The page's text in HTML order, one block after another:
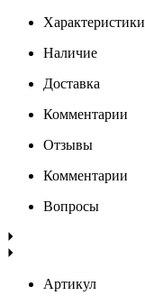
Характеристики
Наличие
Доставка
Комментарии
Отзывы
Комментарии
Вопросы
Артикул